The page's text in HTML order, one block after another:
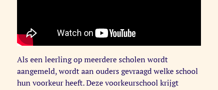
Als een leerling op meerdere scholen wordt
aangemeld, wordt aan ouders gevraagd welke school
hun voorkeur heeft. Deze voorkeurschool krijgt